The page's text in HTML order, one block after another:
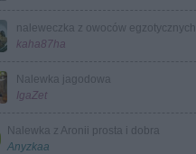
naleweczka z owoców egzotycznych
kaha87ha
Nalewka jagodowa
IgaZet
Nalewka z Aronii prosta i dobra
Anyzkaa